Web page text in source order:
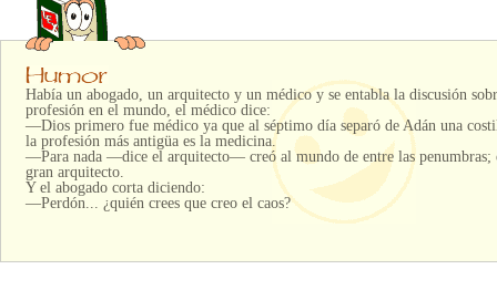
Había un abogado, un arquitecto y un médico y se entabla la discusión
profesión en el mundo, el médico dice:
—Dios primero fue médico ya que al séptimo día separó de Adán una
la profesión más antigüa es la medicina.
—Para nada —dice el arquitecto— creó al mundo de entre las penumbras;
gran arquitecto.
Y el abogado corta diciendo:
—Perdón... ¿quién crees que creo el caos?